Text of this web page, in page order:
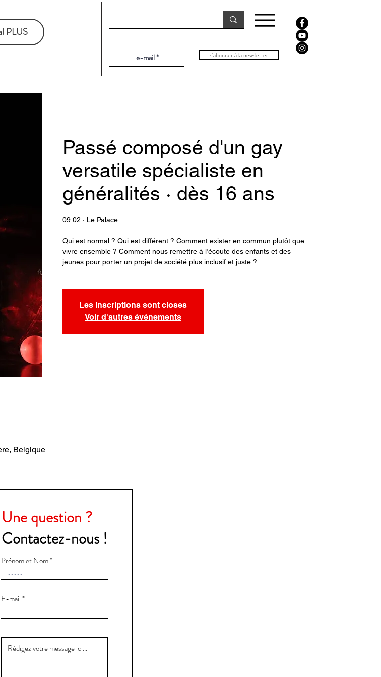
PLUS
s'abonner à la newsletter
Passé composé d'un gay
versatile spécialiste en
généralités · dès 16 ans
09.02 · Le Palace
Qui est normal ? Qui est différent ? Comment exister en commun plutôt que
vivre ensemble ? Comment nous remettre à l’écoute des enfants et des
jeunes pour porter un projet de société plus inclusif et juste ?
Les inscriptions sont closes
Voir d'autres événements
Belgique
Une question ?
Contactez-nous !
Prénom et Nom
E-mail